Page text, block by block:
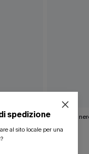
marrone Maglione
spedizione
al sito locale per una